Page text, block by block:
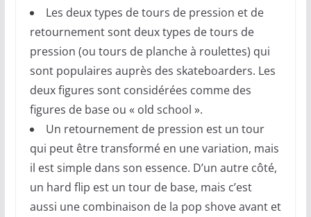
Les deux types de tours de pression et de
retournement sont deux types de tours de
pression (ou tours de planche à roulettes) qui
sont populaires auprès des skateboarders. Les
deux figures sont considérées comme des
figures de base ou « old school ».
Un retournement de pression est un tour
qui peut être transformé en une variation, mais
il est simple dans son essence. D’un autre côté,
un hard flip est un tour de base, mais c’est
aussi une combinaison de la pop shove avant et